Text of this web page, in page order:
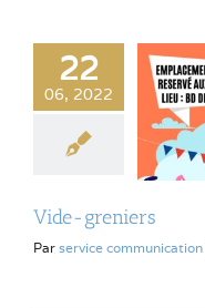
22
06, 2022
Vide-greniers
Par service communication